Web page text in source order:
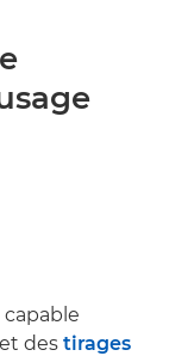
des tirages